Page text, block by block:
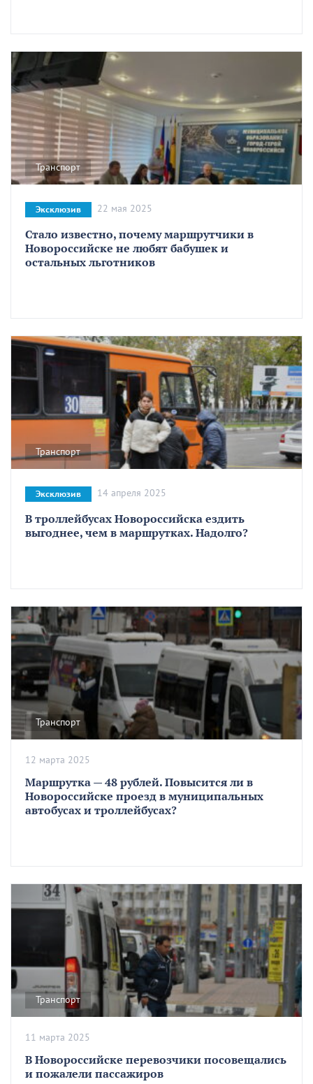
Транспорт
Стало известно, почему маршрутчики в
Новороссийске не любят бабушек и
остальных льготников
Эксклюзив 22 мая 2025
Транспорт
В троллейбусах Новороссийска ездить
выгоднее, чем в маршрутках. Надолго?
Эксклюзив 14 апреля 2025
Транспорт
Маршрутка — 48 рублей. Повысится ли в
Новороссийске проезд в муниципальных
автобусах и троллейбусах?
12 марта 2025
Транспорт
В Новороссийске перевозчики посовещались
и пожалели пассажиров
11 марта 2025